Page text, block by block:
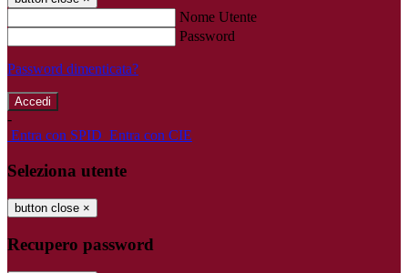
Nome Utente
Password
Password dimenticata?
-
Entra con SPID Entra con CIE
Seleziona utente
button close ×
Recupero password